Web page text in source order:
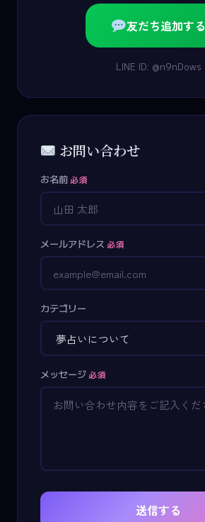
友だち追加する
LINE ID: @n9nDows
お問い合わせ
お名前 必須
メールアドレス 必須
カテゴリー
メッセージ 必須
送信する